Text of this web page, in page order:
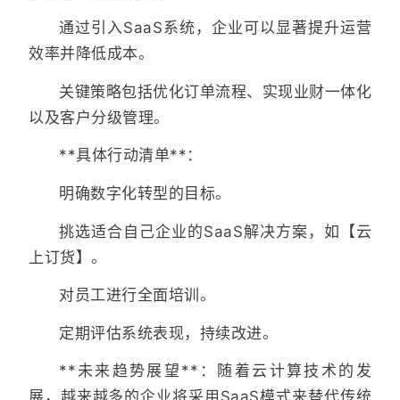
通过引入SaaS系统，企业可以显著提升运营
效率并降低成本。
关键策略包括优化订单流程、实现业财一体化
以及客户分级管理。
**具体行动清单**：
明确数字化转型的目标。
挑选适合自己企业的SaaS解决方案，如【云
上订货】。
对员工进行全面培训。
定期评估系统表现，持续改进。
**未来趋势展望**：随着云计算技术的发